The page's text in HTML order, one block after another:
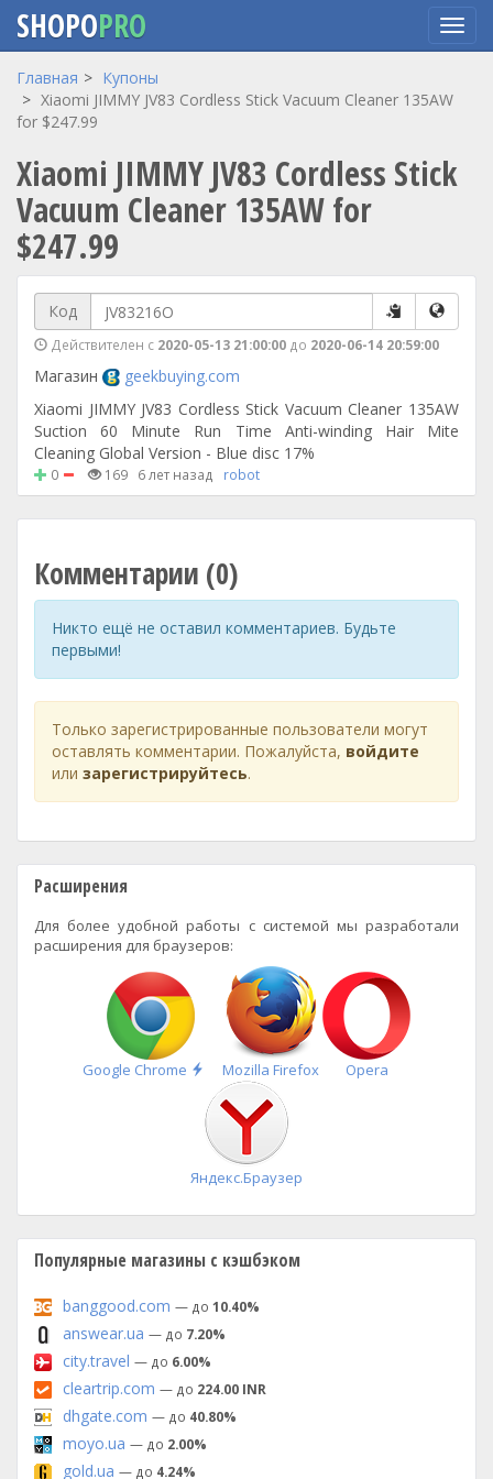
Перейти
основному
SHOPOPRO
Главная
Купоны
Xiaomi JIMMY JV83 Cordless Stick Vacuum Cleaner 135AW
for $247.99
Xiaomi JIMMY JV83 Cordless Stick
Vacuum Cleaner 135AW for
$247.99
Код
Действителен с 2020-05-13 21:00:00 до 2020-06-14 20:59:00
Магазин
geekbuying.com
Xiaomi JIMMY JV83 Cordless Stick Vacuum Cleaner 135AW
Suction 60 Minute Run Time Anti-winding Hair Mite
Cleaning Global Version - Blue disc 17%
0 169 6 лет назад robot
Комментарии (0)
Никто ещё не оставил комментариев. Будьте
первыми!
Только зарегистрированные пользователи могут
оставлять комментарии. Пожалуйста, войдите
или зарегистрируйтесь.
Расширения
Для более удобной работы с системой мы разработали
расширения для браузеров:
Google Chrome
Быстрая
установка
Mozilla Firefox Opera
Яндекс.Браузер
Популярные магазины с кэшбэком
banggood.com — до 10.40%
answear.ua — до 7.20%
city.travel — до 6.00%
cleartrip.com — до 224.00 INR
dhgate.com — до 40.80%
moyo.ua — до 2.00%
gold.ua — до 4.24%